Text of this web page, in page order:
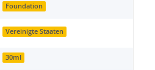
Foundation
Vereinigte Staaten
30ml